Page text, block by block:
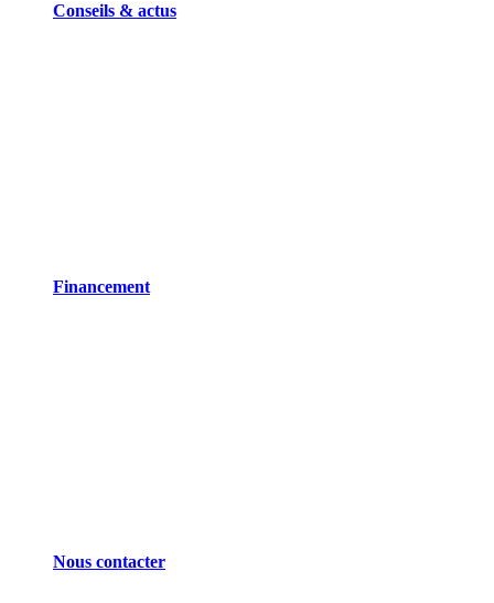
Conseils & actus
Financement
Nous contacter